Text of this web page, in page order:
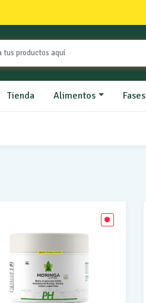
Tienda Alimentos Fases